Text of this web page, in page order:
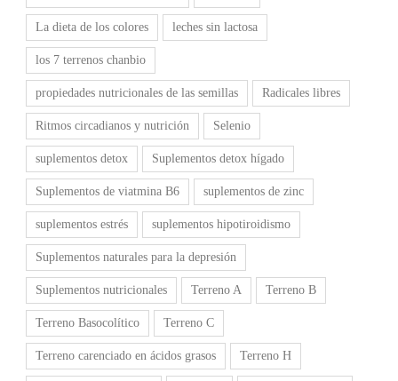
La dieta de los colores leches sin lactosa
los 7 terrenos chanbio
propiedades nutricionales de las semillas Radicales libres
Ritmos circadianos y nutrición Selenio
suplementos detox Suplementos detox hígado
Suplementos de viatmina B6 suplementos de zinc
suplementos estrés suplementos hipotiroidismo
Suplementos naturales para la depresión
Suplementos nutricionales Terreno A Terreno B
Terreno Basocolítico Terreno C
Terreno carenciado en ácidos grasos Terreno H